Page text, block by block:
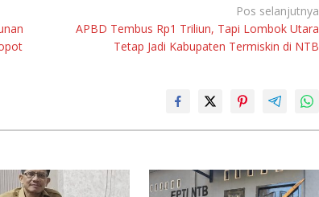
Pos selanjutnya
APBD Tembus Rp1 Triliun, Tapi Lombok Utara
Tetap Jadi Kabupaten Termiskin di NTB